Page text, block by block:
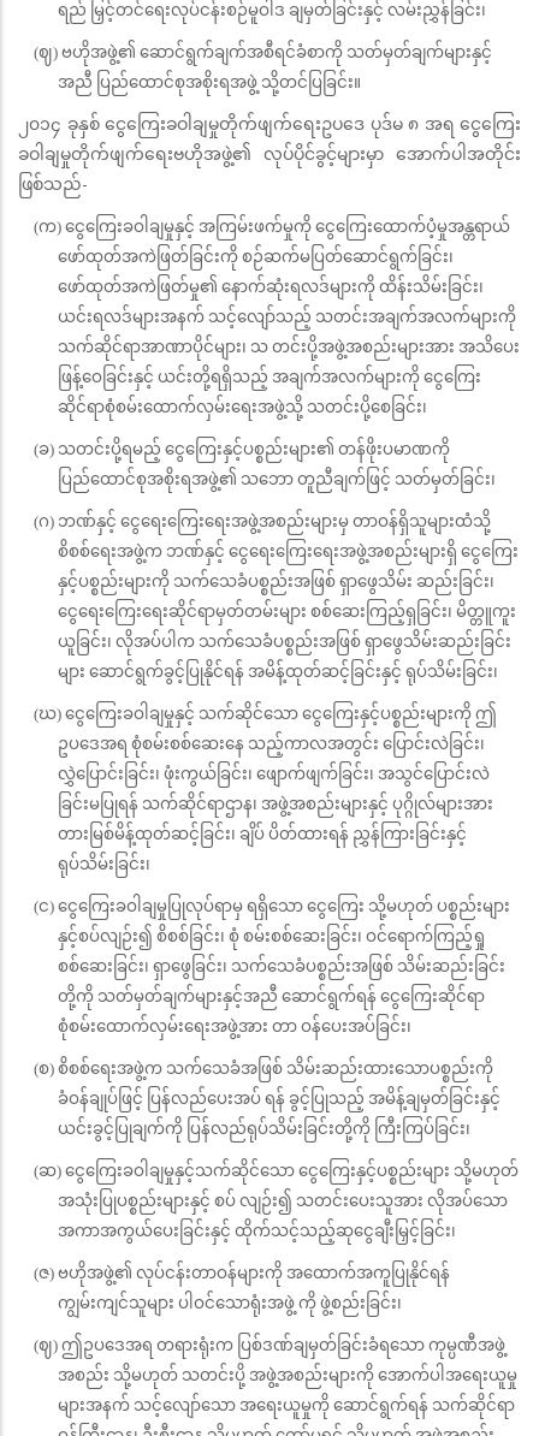
ရည် မြှင့်တင်ရေးလုပ်ငန်းစဉ်မူဝါဒ ချမှတ်ခြင်းနှင့် လမ်းညွှန်ခြင်း၊
(ဈ) ဗဟိုအဖွဲ့၏ ဆောင်ရွက်ချက်အစီရင်ခံစာကို သတ်မှတ်ချက်များနှင့်
အညီ ပြည်ထောင်စုအစိုးရအဖွဲ့ သို့တင်ပြခြင်း။
၂၀၁၄ ခုနှစ် ငွေကြေးခဝါချမှုတိုက်ဖျက်ရေးဥပဒေ ပုဒ်မ ၈ အရ ငွေကြေး
ခဝါချမှုတိုက်ဖျက်ရေးဗဟိုအဖွဲ့၏ လုပ်ပိုင်ခွင့်များမှာ အောက်ပါအတိုင်း
ဖြစ်သည်-
(က) ငွေကြေးခဝါချမှုနှင့် အကြမ်းဖက်မှုကို ငွေကြေးထောက်ပံ့မှုအန္တရာယ်
ဖော်ထုတ်အကဲဖြတ်ခြင်းကို စဉ်ဆက်မပြတ်ဆောင်ရွက်ခြင်း၊
ဖော်ထုတ်အကဲဖြတ်မှု၏ နောက်ဆုံးရလဒ်များကို ထိန်းသိမ်းခြင်း၊
ယင်းရလဒ်များအနက် သင့်လျော်သည့် သတင်းအချက်အလက်များကို
သက်ဆိုင်ရာအာဏာပိုင်များ၊ သ တင်းပို့အဖွဲ့အစည်းများအား အသိပေး
ဖြန့်ဝေခြင်းနှင့် ယင်းတို့ရရှိသည့် အချက်အလက်များကို ငွေကြေး
ဆိုင်ရာစုံစမ်းထောက်လှမ်းရေးအဖွဲ့သို့ သတင်းပို့စေခြင်း၊
(ခ) သတင်းပို့ရမည့် ငွေကြေးနှင့်ပစ္စည်းများ၏ တန်ဖိုးပမာဏကို
ပြည်ထောင်စုအစိုးရအဖွဲ့၏ သဘော တူညီချက်ဖြင့် သတ်မှတ်ခြင်း၊
(ဂ) ဘဏ်နှင့် ငွေရေးကြေးရေးအဖွဲ့အစည်းများမှ တာဝန်ရှိသူများထံသို့
စိစစ်ရေးအဖွဲ့က ဘဏ်နှင့် ငွေရေးကြေးရေးအဖွဲ့အစည်းများရှိ ငွေကြေး
နှင့်ပစ္စည်းများကို သက်သေခံပစ္စည်းအဖြစ် ရှာဖွေသိမ်း ဆည်းခြင်း၊
ငွေရေးကြေးရေးဆိုင်ရာမှတ်တမ်းများ စစ်ဆေးကြည့်ရှခြင်း၊ မိတ္တူကူး
ယူခြင်း၊ လိုအပ်ပါက သက်သေခံပစ္စည်းအဖြစ် ရှာဖွေသိမ်းဆည်းခြင်း
များ ဆောင်ရွက်ခွင့်ပြုနိုင်ရန် အမိန့်ထုတ်ဆင့်ခြင်းနှင့် ရုပ်သိမ်းခြင်း၊
(ဃ) ငွေကြေးခဝါချမှုနှင့် သက်ဆိုင်သော ငွေကြေးနှင့်ပစ္စည်းများကို ဤ
ဥပဒေအရ စုံစမ်းစစ်ဆေးနေ သည့်ကာလအတွင်း ပြောင်းလဲခြင်း၊
လွှဲပြောင်းခြင်း၊ ဖုံးကွယ်ခြင်း၊ ဖျောက်ဖျက်ခြင်း၊ အသွင်ပြောင်းလဲ
ခြင်းမပြုရန် သက်ဆိုင်ရာဌာန၊ အဖွဲ့အစည်းများနှင့် ပုဂ္ဂိုလ်များအား
တားမြစ်မိန့်ထုတ်ဆင့်ခြင်း၊ ချိပ် ပိတ်ထားရန် ညွှန်ကြားခြင်းနှင့်
ရုပ်သိမ်းခြင်း၊
(င) ငွေကြေးခဝါချမှုပြုလုပ်ရာမှ ရရှိသော ငွေကြေး သို့မဟုတ် ပစ္စည်းများ
နှင့်စပ်လျဉ်း၍ စိစစ်ခြင်း၊ စုံ စမ်းစစ်ဆေးခြင်း၊ ဝင်ရောက်ကြည့်ရှု
စစ်ဆေးခြင်း၊ ရှာဖွေခြင်း၊ သက်သေခံပစ္စည်းအဖြစ် သိမ်းဆည်းခြင်း
တို့ကို သတ်မှတ်ချက်များနှင့်အညီ ဆောင်ရွက်ရန် ငွေကြေးဆိုင်ရာ
စုံစမ်းထောက်လှမ်းရေးအဖွဲ့အား တာ ဝန်ပေးအပ်ခြင်း၊
(စ) စိစစ်ရေးအဖွဲ့က သက်သေခံအဖြစ် သိမ်းဆည်းထားသောပစ္စည်းကို
ခံဝန်ချုပ်ဖြင့် ပြန်လည်ပေးအပ် ရန် ခွင့်ပြုသည့် အမိန့်ချမှတ်ခြင်းနှင့်
ယင်းခွင့်ပြုချက်ကို ပြန်လည်ရုပ်သိမ်းခြင်းတို့ကို ကြီးကြပ်ခြင်း၊
(ဆ) ငွေကြေးခဝါချမှုနှင့်သက်ဆိုင်သော ငွေကြေးနှင့်ပစ္စည်းများ သို့မဟုတ်
အသုံးပြုပစ္စည်းများနှင့် စပ် လျဉ်း၍ သတင်းပေးသူအား လိုအပ်သော
အကာအကွယ်ပေးခြင်းနှင့် ထိုက်သင့်သည့်ဆုငွေချီးမြှင့်ခြင်း၊
(ဇ) ဗဟိုအဖွဲ့၏ လုပ်ငန်းတာဝန်များကို အထောက်အကူပြုနိုင်ရန်
ကျွမ်းကျင်သူများ ပါဝင်သောရုံးအဖွဲ့ ကို ဖွဲ့စည်းခြင်း၊
(ဈ) ဤဥပဒေအရ တရားရုံးက ပြစ်ဒဏ်ချမှတ်ခြင်းခံရသော ကုမ္ပဏီအဖွဲ့
အစည်း သို့မဟုတ် သတင်းပို့ အဖွဲ့အစည်းများကို အောက်ပါအရေးယူမှု
များအနက် သင့်လျော်သော အရေးယူမှုကို ဆောင်ရွက်ရန် သက်ဆိုင်ရာ